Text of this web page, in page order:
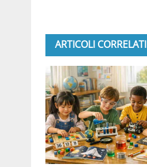
ARTICOLI CORRELATI